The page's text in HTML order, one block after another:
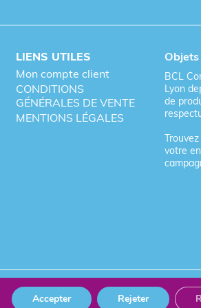
LIENS UTILES
Mon compte client
CONDITIONS
GÉNÉRALES DE VENTE
MENTIONS LÉGALES
BCL
Lyon
de
votre
Accepter Rejeter